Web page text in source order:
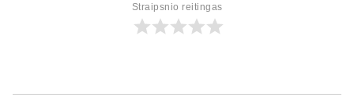
Straipsnio reitingas